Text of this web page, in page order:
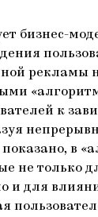
бизнес-
рекламы
к
в
не только
и для